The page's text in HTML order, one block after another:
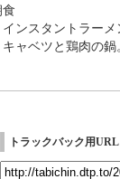
ンスタントラーメ
ャベツと鶏肉の鍋
トラックバック用URL